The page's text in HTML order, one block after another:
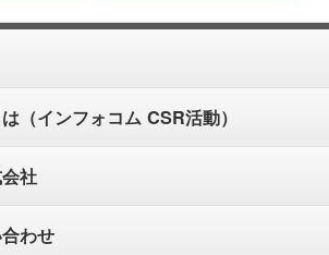
（インフォコム CSR活動）
社
わせ